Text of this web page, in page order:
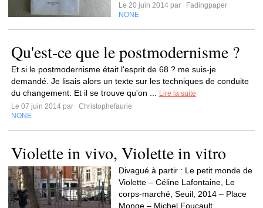
Le 20 juin 2014 par
Fadingpaper
NONE
Qu'est-ce que le postmodernisme ?
Et si le postmodernisme était l'esprit de 68 ? me suis-je
demandé. Je lisais alors un texte sur les techniques de conduite
du changement. Et il se trouve qu'on ...
Lire la suite
Le 07 juin 2014 par
Christophefaurie
NONE
Violette in vivo, Violette in vitro
Divagué à partir : Le petit monde de
Violette – Céline Lafontaine, Le
corps-marché, Seuil, 2014 – Place
Monge – Michel Foucault,